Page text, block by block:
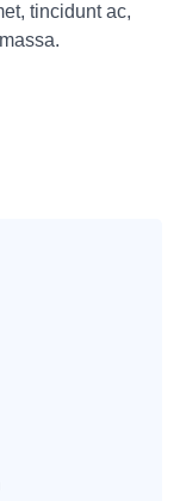
tincidunt ac,